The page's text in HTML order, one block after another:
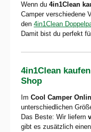
Wenn du 4in1Clean
Camper verschiedene
den 4in1Clean
Damit bist du perfekt
4in1Clean
Shop
Im Cool Camper
unterschiedlichen
Das Beste: Wir liefern
gibt es zusätzlich einen